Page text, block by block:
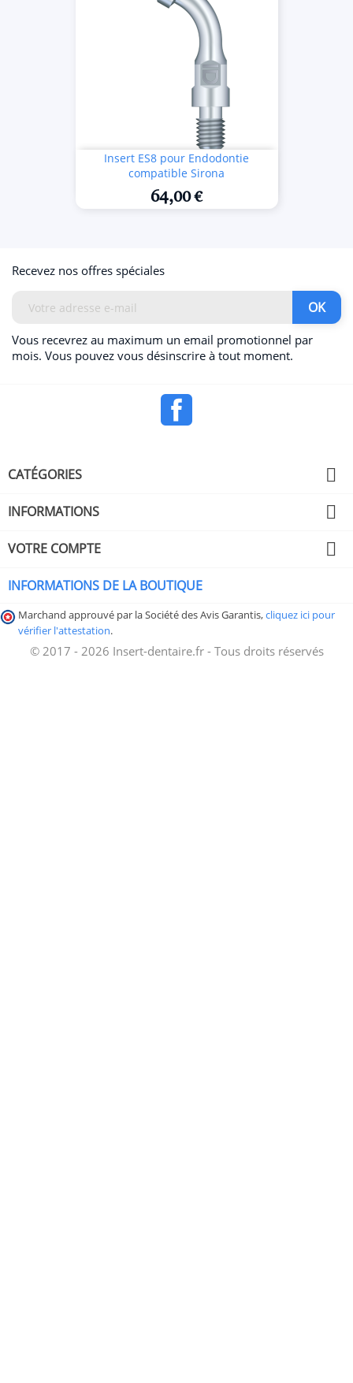
Insert ES8 pour Endodontie
compatible Sirona
64,00 €
Recevez nos offres spéciales
Vous recevrez au maximum un email promotionnel par
mois. Vous pouvez vous désinscrire à tout moment.
CATÉGORIES 
INFORMATIONS 
VOTRE COMPTE 
INFORMATIONS DE LA BOUTIQUE
Marchand approuvé par la Société des Avis Garantis,cliquez ici pour
vérifier l'attestation.
© 2017 - 2026 Insert-dentaire.fr - Tous droits réservés